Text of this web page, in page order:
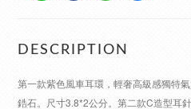
DESCRIPTION
第一款紫色風車耳環，輕奢高級感獨特
鋯石。尺寸3.8*2公分。第二款C造型耳